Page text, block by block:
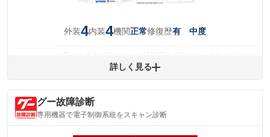
外装4内装4機関正常修復歴有 中度
コミが残っています。
内装
(内装状態)
気になる汚れ等が、部分的にあります。
詳しく見る
グー故障診断
専用機器で電子制御系統をスキャン診断